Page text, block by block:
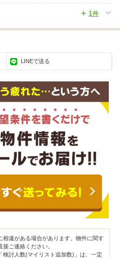
1件
LINEで送る
違がある場合があります。物件に関す
ご連絡ください。
討人数(マイリスト追加数)」は、一定